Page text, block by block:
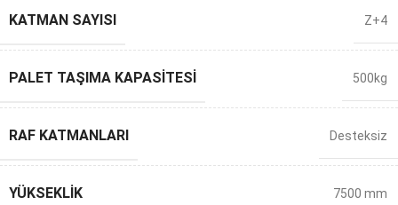
KATMAN SAYISI Z+4
PALET TAŞIMA KAPASITESI 500kg
RAF KATMANLARI Desteksiz
YÜKSEKLIK 7500 mm